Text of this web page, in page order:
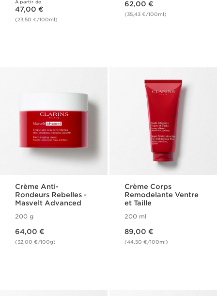
À partir de
Nouveau prix 47,00 €
47,00 €
(23,50 €/100ml)
62,00 €
(35,43 €/100ml)
Crème Anti-
Rondeurs Rebelles -
Masvelt Advanced
200 g
64,00 €
(32,00 €/100g)
Crème Corps
Remodelante Ventre
et Taille
200 ml
89,00 €
(44,50 €/100ml)